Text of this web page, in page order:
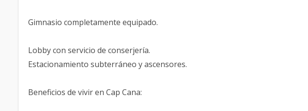
Gimnasio completamente equipado.
Lobby con servicio de conserjería.
Estacionamiento subterráneo y ascensores.
Beneficios de vivir en Cap Cana: